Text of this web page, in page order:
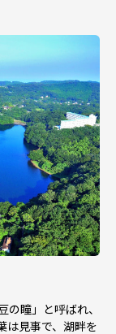
の瞳」と呼ばれ、
は見事で、湖畔を